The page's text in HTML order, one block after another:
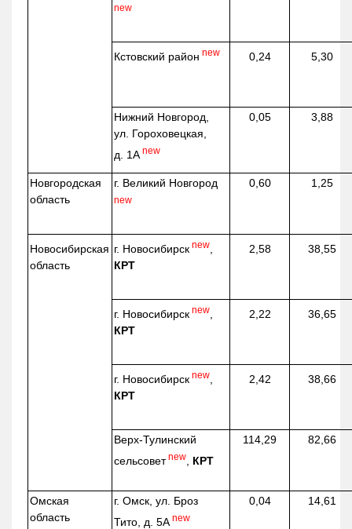
new
Кстовский район new 0,24 5,30
Нижний Новгород,
ул. Гороховецкая,
д. 1А new
0,05 3,88
Новгородская
область
г. Великий Новгород
new
0,60 1,25
Новосибирская
область
г. Новосибирск new
КРТ
2,58 38,55
г. Новосибирск new
КРТ
2,22 36,65
г. Новосибирск new
КРТ
2,42 38,66
Верх-Тулинский
сельсовет new КРТ
114,29 82,66
Омская
область
г. Омск, ул. Броз
Тито, д. 5А new
0,04 14,61